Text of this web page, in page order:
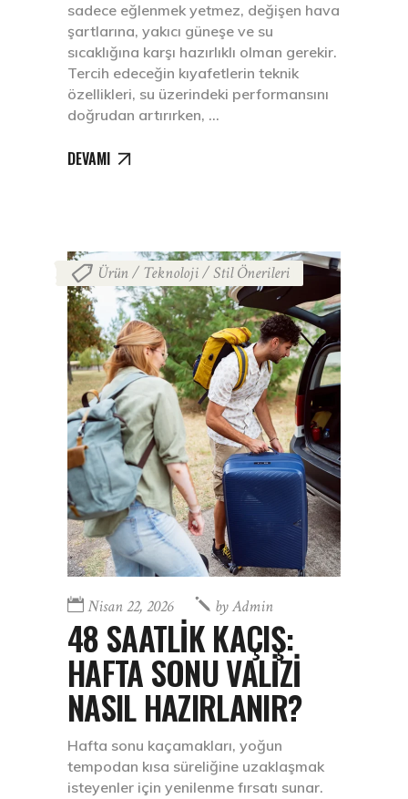
sadece eğlenmek yetmez, değişen hava
şartlarına, yakıcı güneşe ve su
sıcaklığına karşı hazırlıklı olman gerekir.
Tercih edeceğin kıyafetlerin teknik
özellikleri, su üzerindeki performansını
doğrudan artırırken,
DEVAMI
Ürün / Teknoloji / Stil Önerileri
Nisan 22, 2026 byAdmin
48 SAATLİK KAÇIŞ:
HAFTA SONU VALİZİ
NASIL HAZIRLANIR?
Hafta sonu kaçamakları, yoğun
tempodan kısa süreliğine uzaklaşmak
isteyenler için yenilenme fırsatı sunar.